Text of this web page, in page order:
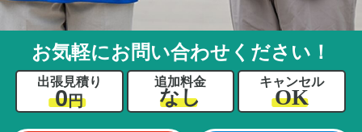
お気軽にお問い合わせください！
出張見積り
0円
追加料金
なし
キャンセル
OK